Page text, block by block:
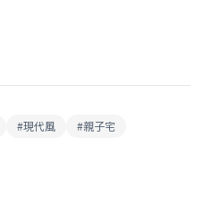
#現代風 #親子宅